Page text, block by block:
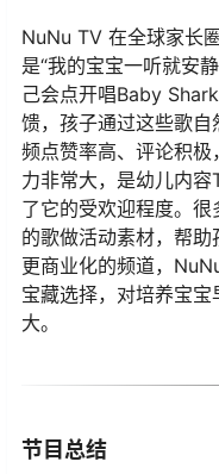
NuNu TV 在全球家长
是“我的宝宝一听就安
己会点开唱Baby
馈，孩子通过这些歌
频点赞率高、评论积
力非常大，是幼儿内
了它的受欢迎程度。
的歌做活动素材，帮
更商业化的频道，
宝藏选择，对培养宝
大。
节目总结